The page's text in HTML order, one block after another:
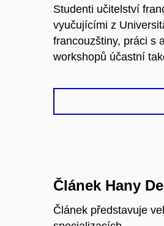
Studenti učitelství
vyučujícími z
francouzštiny, práci s
workshopů účastní
Článek Hany
Článek představuje